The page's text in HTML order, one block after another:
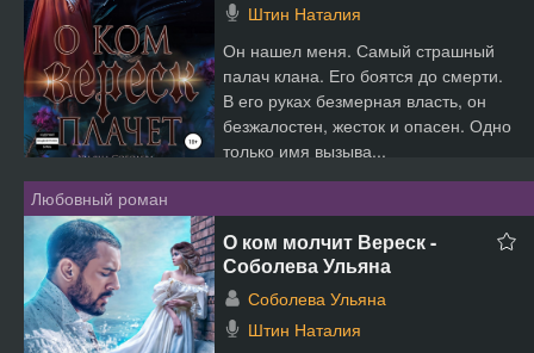
Штин Наталия
Он нашел меня. Самый страшный
палач клана. Его боятся до смерти.
В его руках безмерная власть, он
безжалостен, жесток и опасен. Одно
только имя вызыва...
Любовный роман
О ком молчит Вереск -
Соболева Ульяна
Соболева Ульяна
Штин Наталия